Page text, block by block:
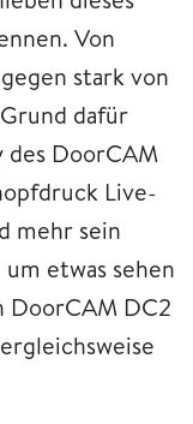
Von
stark von
dafür
DoorCAM
Live-
mehr sein
etwas sehen
DoorCAM DC2